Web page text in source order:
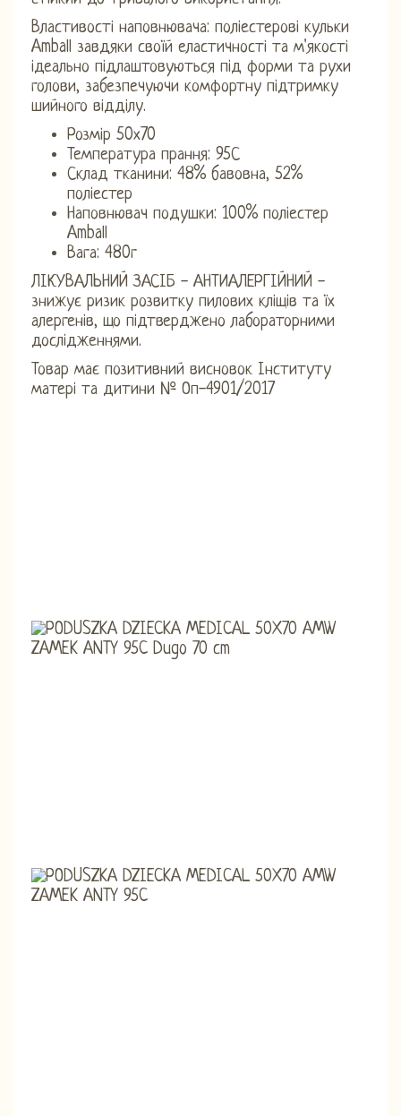
Властивості наповнювача: поліестерові кульки
Amball завдяки своїй еластичності та м'якості
ідеально підлаштовуються під форми та рухи
голови, забезпечуючи комфортну підтримку
шийного відділу.
Розмір 50х70
Температура прання: 95С
Склад тканини: 48% бавовна, 52%
поліестер
Наповнювач подушки: 100% поліестер
Amball
Вага: 480г
ЛІКУВАЛЬНИЙ ЗАСІБ - АНТИАЛЕРГІЙНИЙ -
знижує ризик розвитку пилових кліщів та їх
алергенів, що підтверджено лабораторними
дослідженнями.
Товар має позитивний висновок Інституту
матері та дитини № Оп-4901/2017